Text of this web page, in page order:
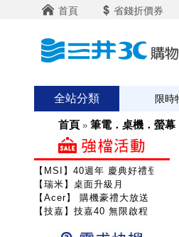
首頁 省錢折價券
全站分類 限時
首頁 » 筆電．桌機．螢幕
【MSI】40週年 慶典好禮登錄送
【瑞米】桌面升級月
【Acer】 購機豪禮大放送
【技嘉】技嘉40 無限啟程